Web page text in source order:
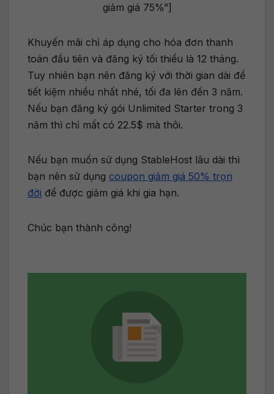
giảm giá 75%”]
Khuyến mãi chỉ áp dụng cho hóa đơn thanh
toán đầu tiên và đăng ký tối thiểu là 12 tháng.
Tuy nhiên bạn nên đăng ký với thời gian dài để
tiết kiệm nhiều nhất nhé, tối đa lên đến 3 năm.
Nếu bạn đăng ký gói Unlimited Starter trong 3
năm thì chỉ mất có 22.5$ mà thôi.
Nếu bạn muốn sử dụng StableHost lâu dài thì
bạn nên sử dụng coupon giảm giá 50% trọn
đời để được giảm giá khi gia hạn.
Chúc bạn thành công!